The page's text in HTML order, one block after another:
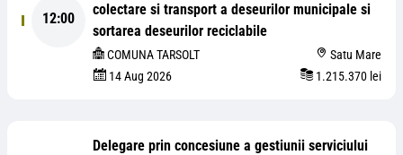
12:00
colectare si transport a deseurilor municipale si
sortarea deseurilor reciclabile
COMUNA TARSOLT
Satu Mare
14 Aug 2026
1.215.370 lei
Delegare prin concesiune a gestiunii serviciului